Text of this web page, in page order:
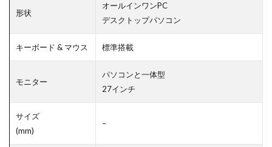
形状
オールインワンPC
デスクトップパソコン
キーボード & マウス 標準搭載
モニター
パソコンと一体型
27インチ
サイズ
(mm)
–